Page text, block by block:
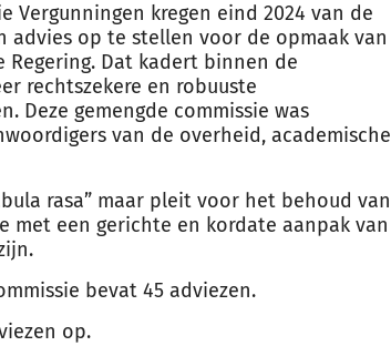
Vergunningen kregen eind 2024 van de
advies op te stellen voor de opmaak van
Regering. Dat kadert binnen de
rechtszekere en robuuste
Deze gemengde commissie was
van de overheid, academische
rasa” maar pleit voor het behoud van
een gerichte en kordate aanpak van
bevat 45 adviezen.
op.